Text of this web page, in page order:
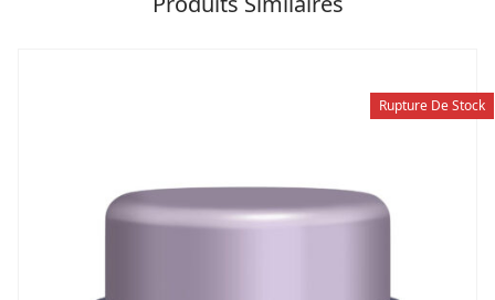
Rupture De Stock